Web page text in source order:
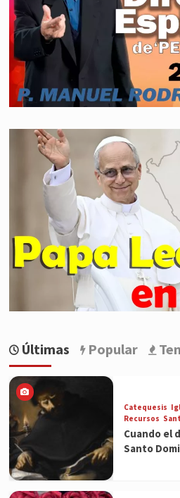
Últimas Popular
Catequesis
Recursos
Cuando el
Santo